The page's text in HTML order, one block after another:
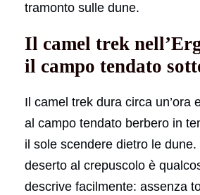
tramonto sulle dune.
Il camel trek
il campo tendato
Il camel trek dura circa un’ora
al campo tendato berbero in
il sole scendere dietro le dune.
deserto al crepuscolo è
descrive facilmente: assenza